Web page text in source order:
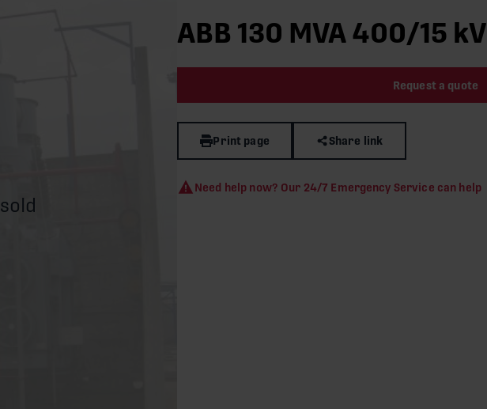
ABB 130 MVA 400/15 kV
Request a quote
Print page Share link
Need help now? Our 24/7 Emergency Service can help